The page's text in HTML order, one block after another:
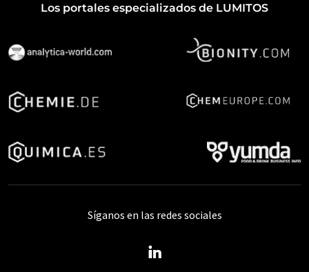
Los portales especializados de LUMITOS
Síganos en las redes sociales